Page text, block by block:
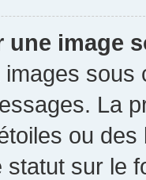
une image
sous
La
ou
sur le